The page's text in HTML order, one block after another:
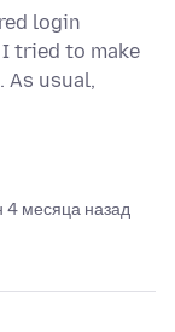
login
tried to make
As usual,
4 месяца назад